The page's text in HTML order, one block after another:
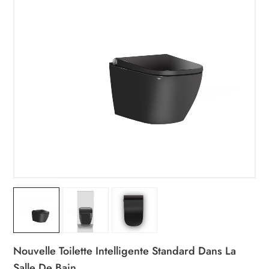
Nouvelle Toilette Intelligente Standard Dans La